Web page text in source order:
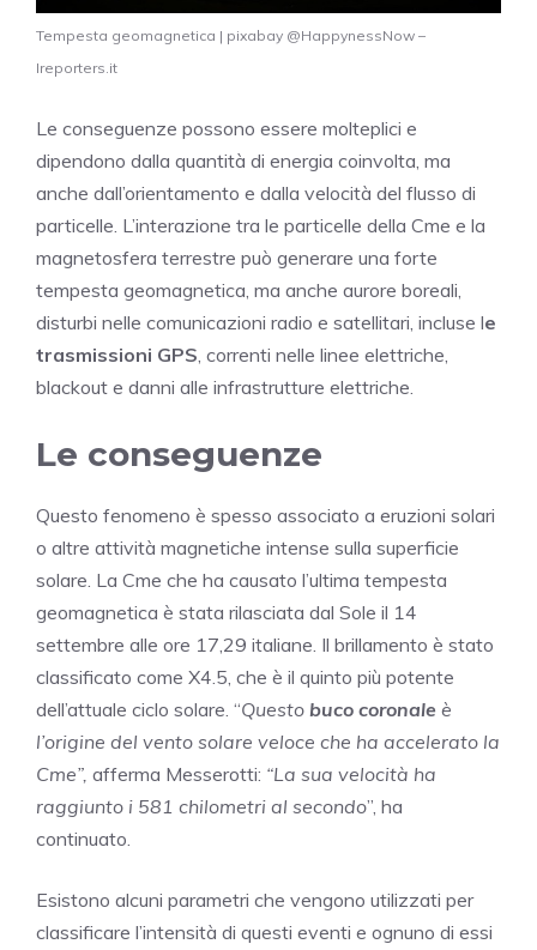
Tempesta geomagnetica | pixabay @HappynessNow –
Ireporters.it
Le conseguenze possono essere molteplici e
dipendono dalla quantità di energia coinvolta, ma
anche dall’orientamento e dalla velocità del flusso di
particelle. L’interazione tra le particelle della Cme e la
magnetosfera terrestre può generare una forte
tempesta geomagnetica, ma anche aurore boreali,
disturbi nelle comunicazioni radio e satellitari, incluse le
trasmissioni GPS , correnti nelle linee elettriche,
blackout e danni alle infrastrutture elettriche.
Le conseguenze
Questo fenomeno è spesso associato a eruzioni solari
o altre attività magnetiche intense sulla superficie
solare. La Cme che ha causato l’ultima tempesta
geomagnetica è stata rilasciata dal Sole il 14
settembre alle ore 17,29 italiane. Il brillamento è stato
classificato come X4.5, che è il quinto più potente
dell’attuale ciclo solare. “Questo buco coronale è
l’origine del vento solare veloce che ha accelerato la
Cme”, afferma Messerotti: “La sua velocità ha
raggiunto i 581 chilometri al secondo”, ha
continuato.
Esistono alcuni parametri che vengono utilizzati per
classificare l’intensità di questi eventi e ognuno di essi